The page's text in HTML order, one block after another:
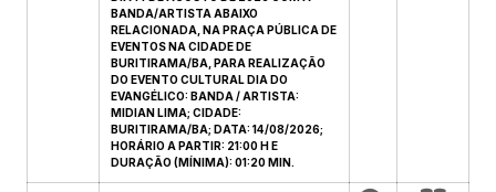
BANDA/ARTISTA ABAIXO
RELACIONADA, NA PRAÇA PÚBLICA DE
EVENTOS NA CIDADE DE
BURITIRAMA/BA, PARA REALIZAÇÃO
DO EVENTO CULTURAL DIA DO
EVANGÉLICO: BANDA / ARTISTA:
MIDIAN LIMA; CIDADE:
BURITIRAMA/BA; DATA: 14/08/2026;
HORÁRIO A PARTIR: 21:00 H E
DURAÇÃO (MÍNIMA): 01:20 MIN.